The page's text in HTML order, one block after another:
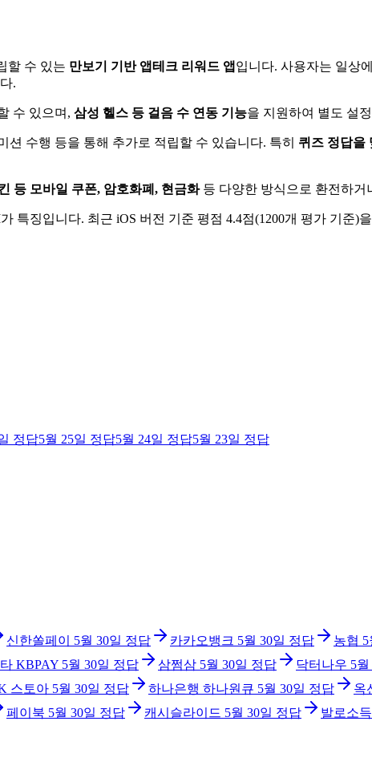
할 수 있는 만보기 기반 앱테크 리워드 앱 입니다. 사용자는 일상
.
수 있으며, 삼성 헬스 등 걸음 수 연동 기능을 지원하여 별도 설
션 수행 등을 통해 추가로 적립할 수 있습니다. 특히 퀴즈 정답을
등 모바일 쿠폰, 암호화폐, 현금화 등 다양한 방식으로 환전하
특징입니다. 최근 iOS 버전 기준 평점 4.4점(1200개 평가 기준
정답5월 25일 정답5월 24일 정답5월 23일 정답
신한쏠페이 5월 30일 정답 카카오뱅크 5월 30일 정답 농협 5
KBPAY 5월 30일 정답 삼쩜삼 5월 30일 정답 닥터나우 5월
스토아 5월 30일 정답 하나은행 하나원큐 5월 30일 정답 옥
페이북 5월 30일 정답 캐시슬라이드 5월 30일 정답 발로소득